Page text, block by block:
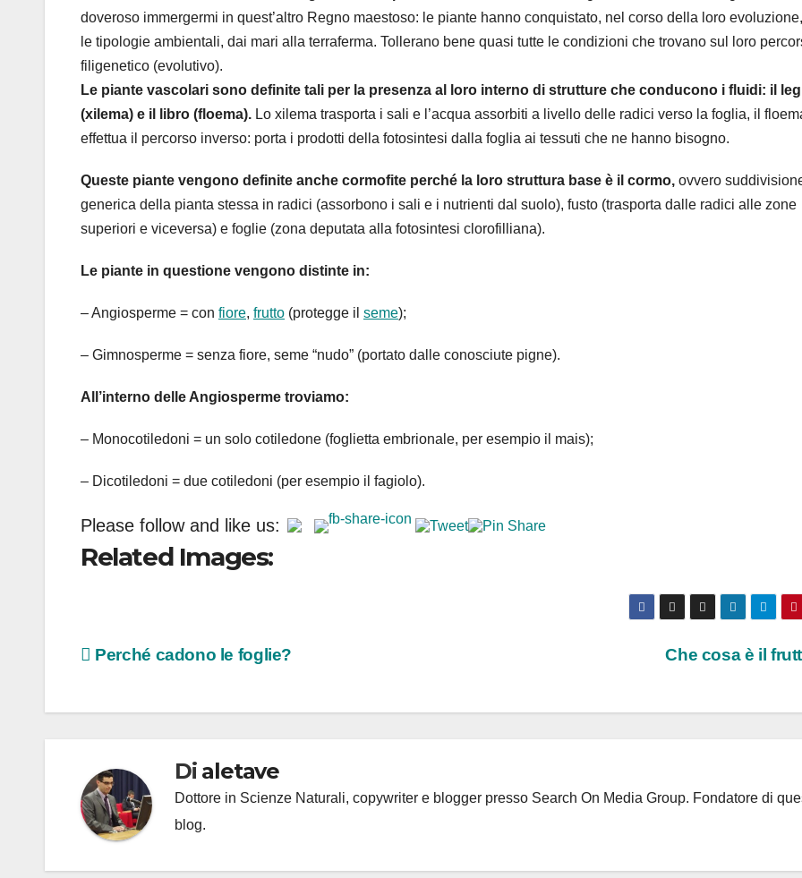
doveroso immergermi in quest’altro Regno maestoso: le piante hanno conquistato, nel corso della loro
le tipologie ambientali, dai mari alla terraferma. Tollerano bene quasi tutte le condizioni che trovano sul loro
filigenetico (evolutivo).
Le piante vascolari sono definite tali per la presenza al loro interno di strutture che conducono i fluidi: il
(xilema) e il libro (floema). Lo xilema trasporta i sali e l’acqua assorbiti a livello delle radici verso la foglia, il
effettua il percorso inverso: porta i prodotti della fotosintesi dalla foglia ai tessuti che ne hanno bisogno.
Queste piante vengono definite anche cormofite perché la loro struttura base è il cormo, ovvero
generica della pianta stessa in radici (assorbono i sali e i nutrienti dal suolo), fusto (trasporta dalle radici alle zone
superiori e viceversa) e foglie (zona deputata alla fotosintesi clorofilliana).
Le piante in questione vengono distinte in:
– Angiosperme = con fiore, frutto (protegge il seme);
– Gimnosperme = senza fiore, seme “nudo” (portato dalle conosciute pigne).
All’interno delle Angiosperme troviamo:
– Monocotiledoni = un solo cotiledone (foglietta embrionale, per esempio il mais);
– Dicotiledoni = due cotiledoni (per esempio il fagiolo).
Please follow and like us:
Related Images:
Navigazione
Che cosa è il
Perché cadono le foglie?
Di aletave
Dottore in Scienze Naturali, copywriter e blogger presso Search On Media Group. Fondatore di
blog.